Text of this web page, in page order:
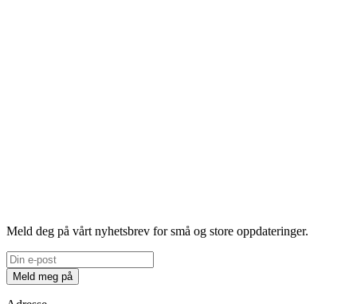
Meld deg på vårt nyhetsbrev for små og store oppdateringer.
Meld meg på